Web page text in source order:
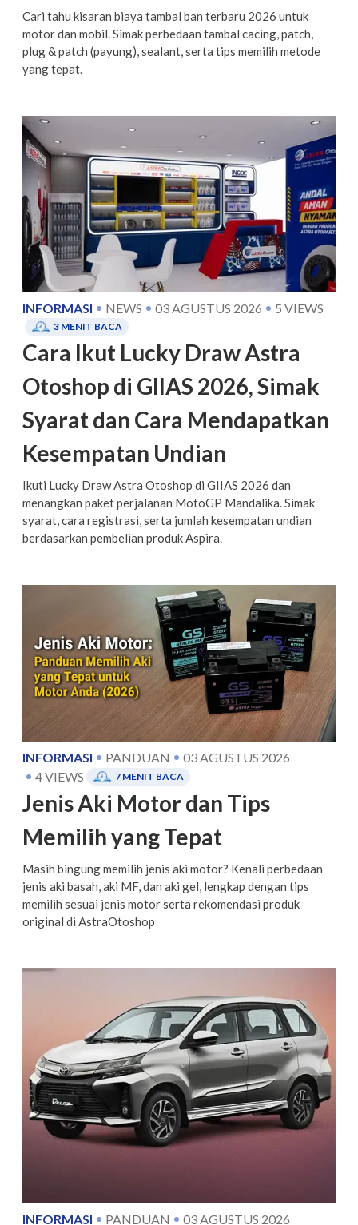
Cari tahu kisaran biaya tambal ban terbaru 2026 untuk
motor dan mobil. Simak perbedaan tambal cacing, patch,
plug & patch (payung), sealant, serta tips memilih metode
yang tepat.
INFORMASI NEWS 03 AGUSTUS 2026 5 VIEWS
3 MENIT BACA
Cara Ikut Lucky Draw Astra
Otoshop di GIIAS 2026, Simak
Syarat dan Cara Mendapatkan
Kesempatan Undian
Ikuti Lucky Draw Astra Otoshop di GIIAS 2026 dan
menangkan paket perjalanan MotoGP Mandalika. Simak
syarat, cara registrasi, serta jumlah kesempatan undian
berdasarkan pembelian produk Aspira.
INFORMASI PANDUAN
03 AGUSTUS 2026
4VIEWS 7 MENIT BACA
Jenis Aki Motor dan Tips
Memilih yang Tepat
Masih bingung memilih jenis aki motor? Kenali perbedaan
jenis aki basah, aki MF, dan aki gel, lengkap dengan tips
memilih sesuai jenis motor serta rekomendasi produk
original di AstraOtoshop
INFORMASI PANDUAN 03 AGUSTUS 2026